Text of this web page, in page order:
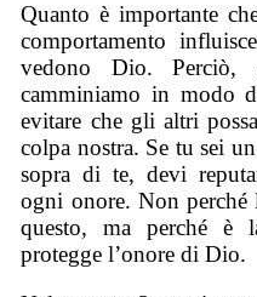
Quanto è importante
comportamento
vedono Dio. Perciò,
camminiamo in modo
evitare che gli altri
colpa nostra. Se tu sei
sopra di te, devi
ogni onore. Non perché
questo, ma perché è
protegge l’onore di Dio.